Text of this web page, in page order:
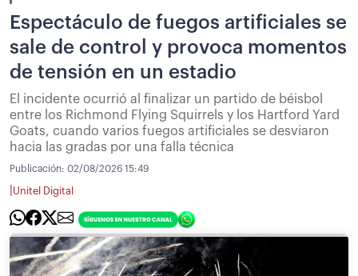
Espectáculo de fuegos artificiales se
sale de control y provoca momentos
de tensión en un estadio
El incidente ocurrió al finalizar un partido de béisbol
entre los Richmond Flying Squirrels y los Hartford Yard
Goats, cuando varios fuegos artificiales se desviaron
hacia las gradas por una falla técnica
Publicación: 02/08/2026 15:49
Unitel Digital